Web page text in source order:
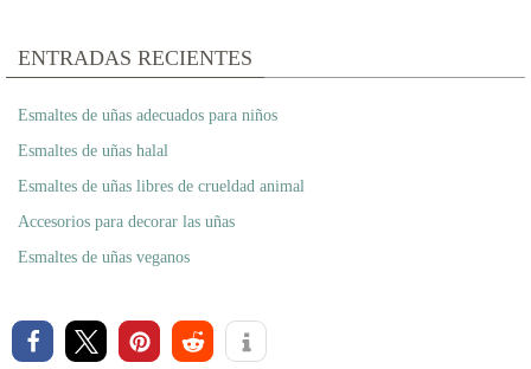
ENTRADAS RECIENTES
Esmaltes de uñas adecuados para niños
Esmaltes de uñas halal
Esmaltes de uñas libres de crueldad animal
Accesorios para decorar las uñas
Esmaltes de uñas veganos